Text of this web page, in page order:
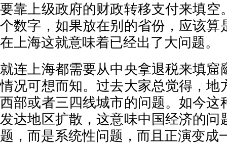
要靠上级政府的财政转移支付来填空
个数字，如果放在别的省份，应该算
在上海这就意味着已经出了大问题。
就连上海都需要从中央拿退税来填窟
情况可想而知。过去大家总觉得，地
西部或者三四线城市的问题。如今这
发达地区扩散，这意味中国经济的问
题，而是系统性问题，而且正演变成